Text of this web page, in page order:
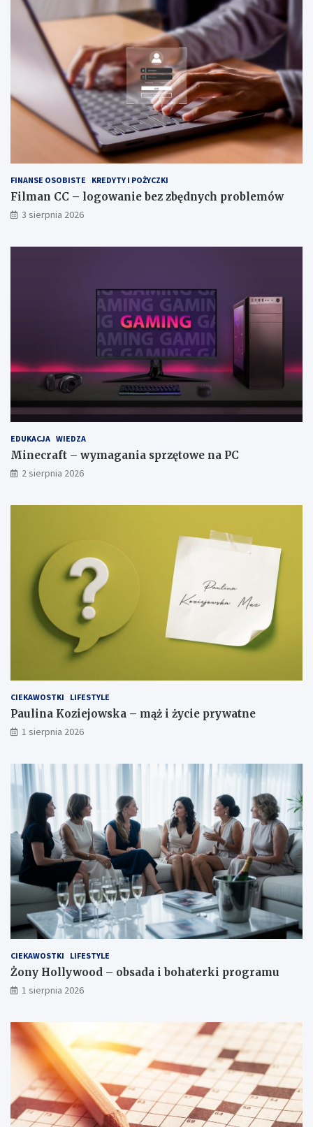
FINANSE OSOBISTE KREDYTY I POŻYCZKI
Filman CC – logowanie bez zbędnych problemów
3 sierpnia 2026
EDUKACJA WIEDZA
Minecraft – wymagania sprzętowe na PC
2 sierpnia 2026
CIEKAWOSTKI LIFESTYLE
Paulina Koziejowska – mąż i życie prywatne
1 sierpnia 2026
CIEKAWOSTKI LIFESTYLE
Żony Hollywood – obsada i bohaterki programu
1 sierpnia 2026